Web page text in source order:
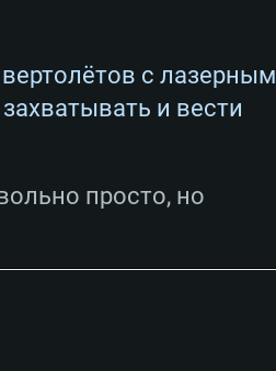
с лазерным
и вести
просто, но